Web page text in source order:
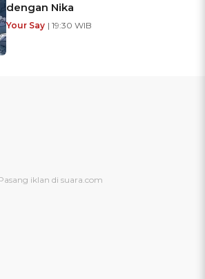
dengan Nika
Your Say | 19:30 WIB